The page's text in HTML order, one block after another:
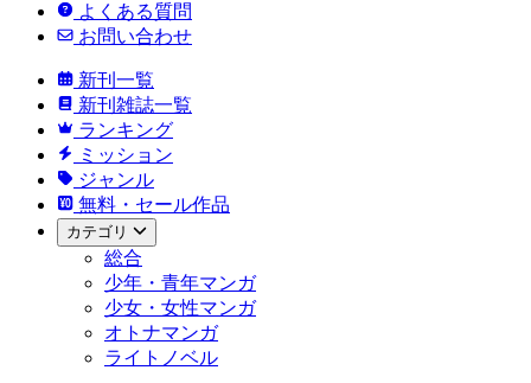
よくある質問
お問い合わせ
新刊一覧
新刊雑誌一覧
ランキング
ミッション
ジャンル
無料・セール作品
カテゴリ
総合
少年・青年マンガ
少女・女性マンガ
オトナマンガ
ライトノベル